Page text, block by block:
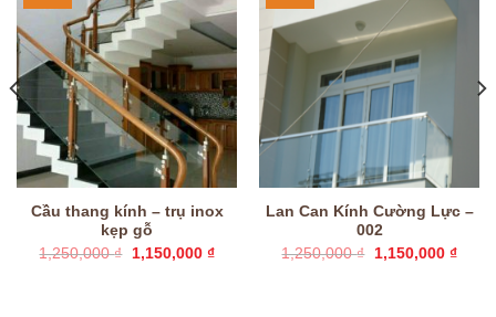
Cầu thang kính – trụ inox
kẹp gỗ
1,250,000₫
Giá
gốc
1,150,000 ₫Giá
Lan Can Kính Cường Lực –
002
1,250,000₫
Giá
gốc
1,150,000 ₫Giá